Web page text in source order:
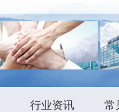
行业资讯 常